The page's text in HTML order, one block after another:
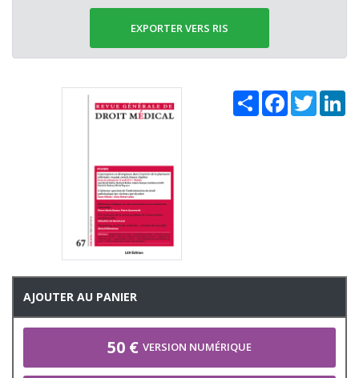
EXPORTER VERS RIS
Share Facebook
Twitter
AJOUTER AU PANIER
50 € VERSION NUMÉRIQUE